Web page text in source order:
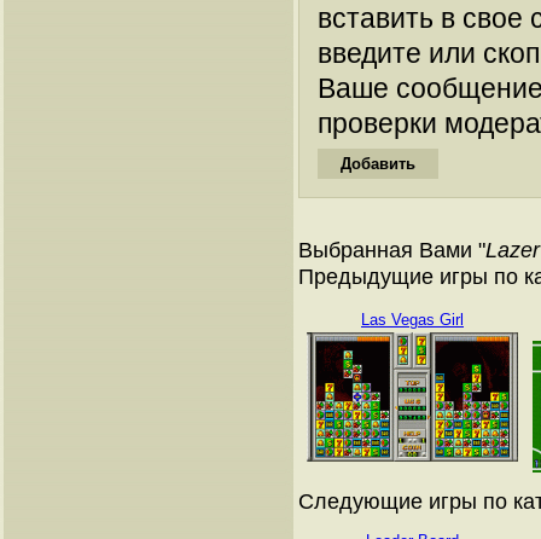
вставить в
введите или
Ваше
проверки
Выбранная Вами "
Предыдущие игры по
Las Vegas Girl
Следующие игры по